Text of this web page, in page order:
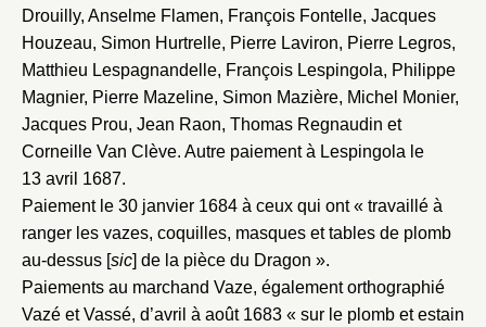
Drouilly, Anselme Flamen, François Fontelle, Jacques
Houzeau, Simon Hurtrelle, Pierre Laviron, Pierre Legros,
Matthieu Lespagnandelle, François Lespingola, Philippe
Magnier, Pierre Mazeline, Simon Mazière, Michel Monier,
Jacques Prou, Jean Raon, Thomas Regnaudin et
Corneille Van Clève. Autre paiement à Lespingola le
13 avril 1687.
Paiement le 30 janvier 1684 à ceux qui ont « travaillé à
ranger les vazes, coquilles, masques et tables de plomb
au-dessus [sic] de la pièce du Dragon ».
Paiements au marchand Vaze, également orthographié
Vazé et Vassé, d’avril à août 1683 « sur le plomb et estain